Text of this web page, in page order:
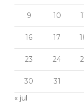
9 10
16 17
23 24
30
31
« jul